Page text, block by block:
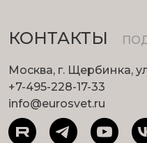
КОНТАКТЫ
Москва, г. Щербинка,
+7-495-228-17-33
info@eurosvet.ru